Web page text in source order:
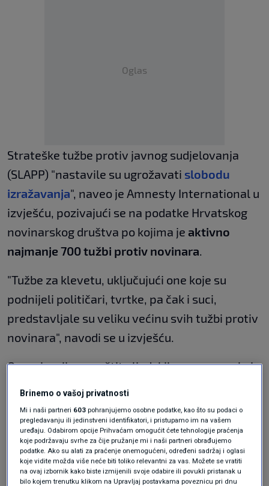
Oglas
Strateške tužbe protiv javnog sudjelovanja
(SLAPP) "nastavile su ugrožavati slobodu
izražavanja", naveo je Amnesty International u
izvješću, pozivajući se na podatke Hrvatskog
novinarskog društva po kojima je aktivno
najmanje 700 tužbi protiv novinara.
"Tužbe za klevetu, uključujući one koje su
podnijeli političari, tvrtke, pa čak i suci,
predstavljale su veliku većinu svih tužbi protiv
novinara", navodi se u izvješću.
Organizacija za zaštitu ljudskih prava navela je
okolišu i vladinim poslovima suočavali s
fizičkim napadima, kao i uznemiravanjem i
online prijetnjama, uključujući od visokih
vladinih dužnosnika".
Brinemo o vašoj privatnosti
Mi i naši partneri 603 pohranjujemo osobne podatke, kao što su podaci o
pregledavanju ili jedinstveni identifikatori, i pristupamo im na vašem
uređaju. Odabirom opcije Prihvaćam omogućit ćete tehnologije praćenja
koje podržavaju svrhe za čije pružanje mi i naši partneri obrađujemo
podatke. Ako su alati za praćenje onemogućeni, određeni sadržaj i oglasi
koje vidite možda više neće biti toliko relevantni za vas. Možete se vratiti
na ovaj izbornik kako biste izmijenili svoje odabire ili povukli pristanak u
bilo kojem trenutku klikom na Upravljaj postavkama poveznicu pri dnu